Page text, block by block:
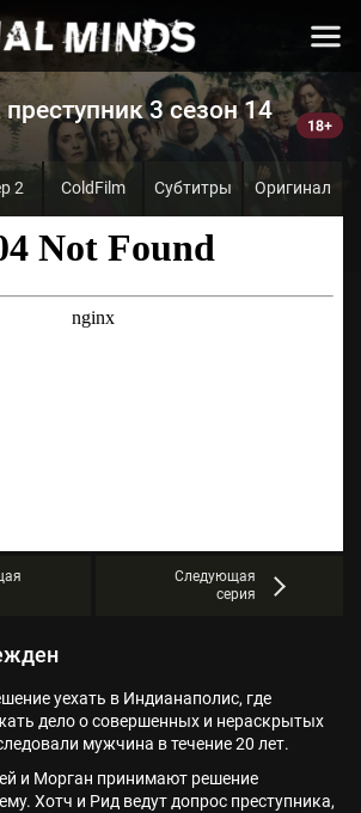
3 сезон 14
2 ColdFilm Субтитры Оригинал
Следующая
серия
уехать в Индианаполис, где
дело о совершенных и нераскрытых
мужчина в течение 20 лет.
и Морган принимают решение
Хотч и Рид ведут допрос преступника,